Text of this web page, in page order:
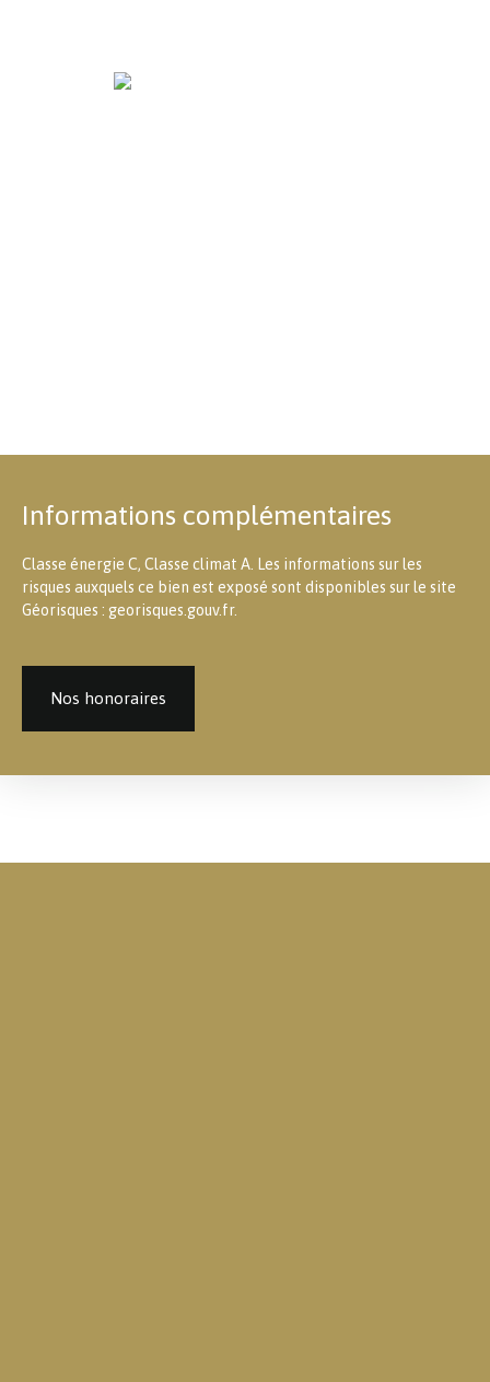
Informations complémentaires
Classe énergie C, Classe climat A. Les informations sur les
risques auxquels ce bien est exposé sont disponibles sur le site
Géorisques : georisques.gouv.fr.
Nos honoraires